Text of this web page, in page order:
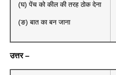
(घ) पेंच को कील की तरह ठोक देना
(ङ) बात का बन जाना
उत्तर –